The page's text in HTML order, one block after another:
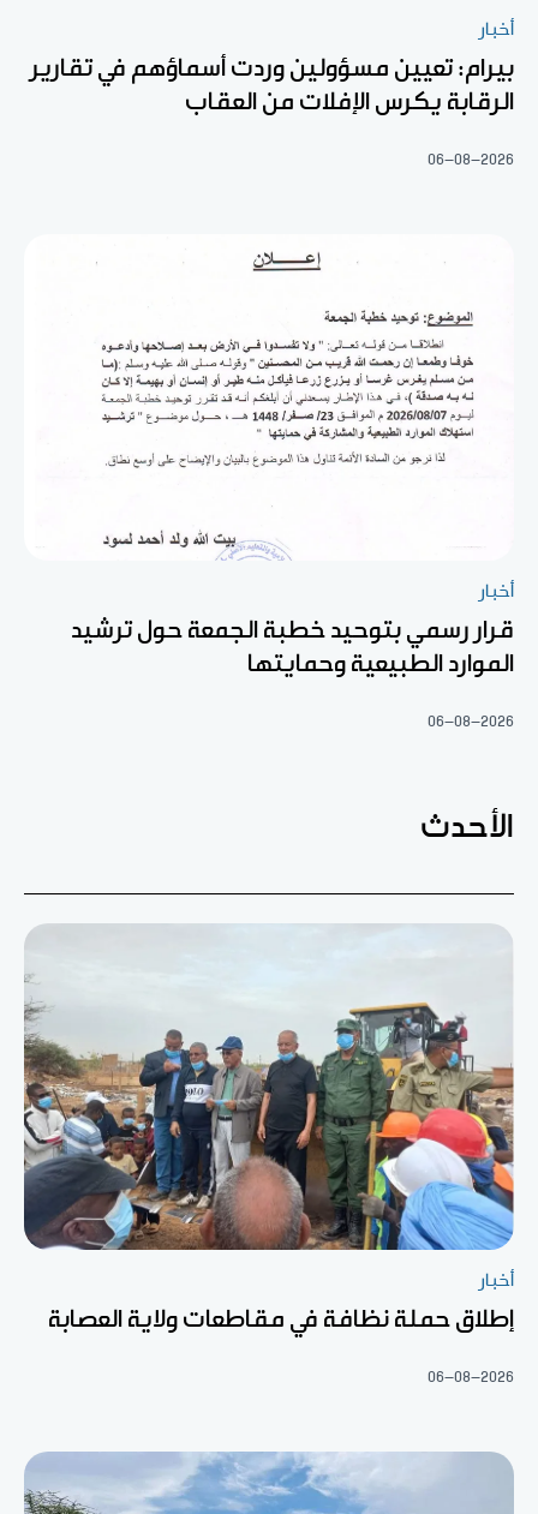
أخبار
بيرام: تعيين مسؤولين وردت أسماؤهم في تقارير
الرقابة يكرس الإفلات من العقاب
06-08-2026
أخبار
قرار رسمي بتوحيد خطبة الجمعة حول ترشيد
الموارد الطبيعية وحمايتها
06-08-2026
الأحدث
أخبار
إطلاق حملة نظافة في مقاطعات ولاية العصابة
06-08-2026